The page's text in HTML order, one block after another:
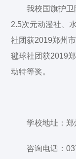
我校国旗护卫
2.5次元动漫社、
社团获2019郑州
毽球社团获2019
动特等奖。
学校地址：
咨询电话：